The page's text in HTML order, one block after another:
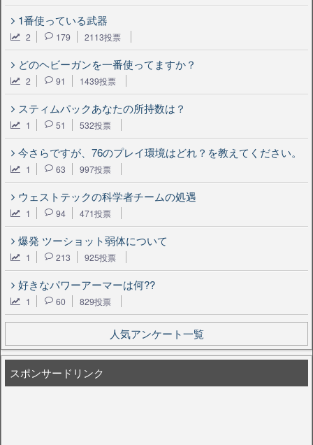
1番使っている武器
2 179 2113投票
どのヘビーガンを一番使ってますか？
2 91 1439投票
スティムパックあなたの所持数は？
1 51 532投票
今さらですが、76のプレイ環境はどれ？を教えてください。
1 63 997投票
ウェストテックの科学者チームの処遇
1 94 471投票
爆発 ツーショット弱体について
1 213 925投票
好きなパワーアーマーは何??
1 60 829投票
人気アンケート一覧
スポンサードリンク